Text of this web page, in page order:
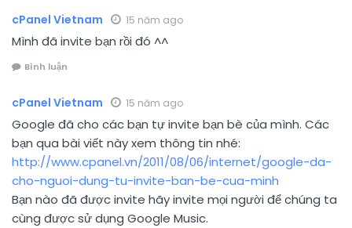
cPanel Vietnam 15 năm ago
Mình đã invite bạn rồi đó ^^
Bình luận
cPanel Vietnam 15 năm ago
Google đã cho các bạn tự invite bạn bè của mình. Các
bạn qua bài viết này xem thông tin nhé:
http://www.cpanel.vn/2011/08/06/internet/google-da-
cho-nguoi-dung-tu-invite-ban-be-cua-minh
Bạn nào đã được invite hãy invite mọi người để chúng ta
cùng được sử dụng Google Music.